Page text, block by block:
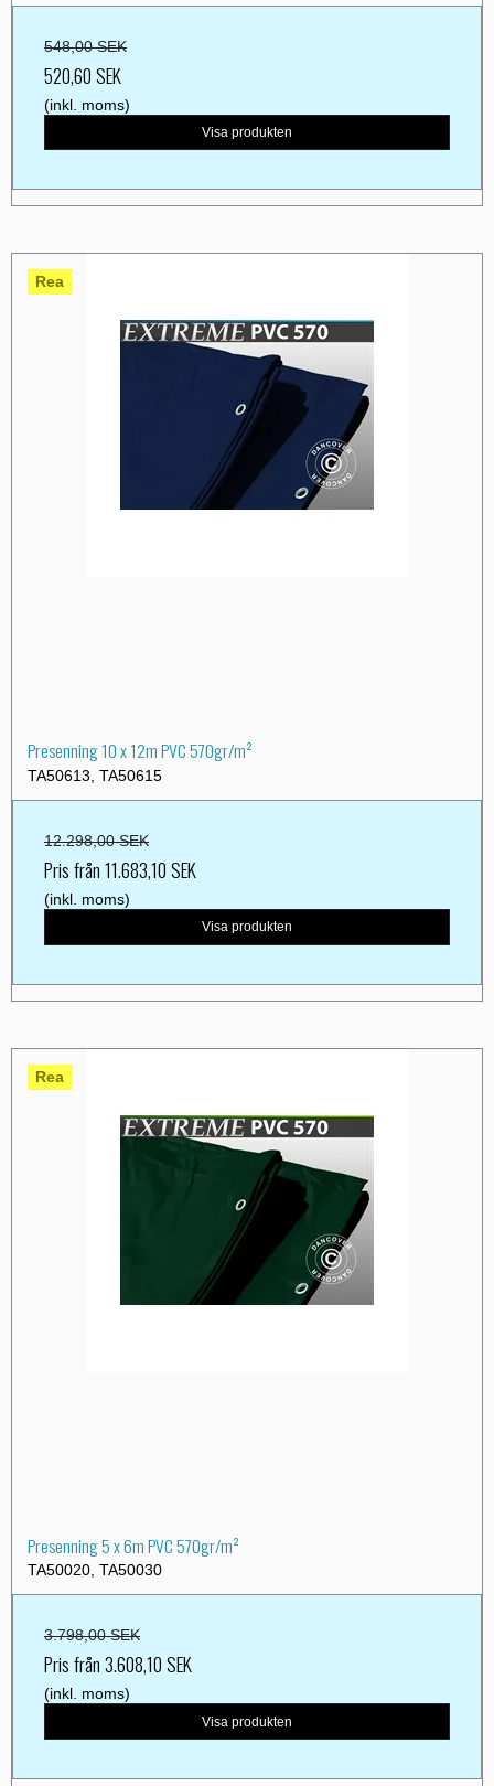
548,00 SEK
520,60 SEK
(inkl. moms)
Visa produkten
Rea
Presenning 10 x 12m PVC 570gr/m²
TA50613, TA50615
12.298,00 SEK
Pris från11.683,10 SEK
(inkl. moms)
Visa produkten
Rea
Presenning 5 x 6m PVC 570gr/m²
TA50020, TA50030
3.798,00 SEK
Pris från3.608,10 SEK
(inkl. moms)
Visa produkten